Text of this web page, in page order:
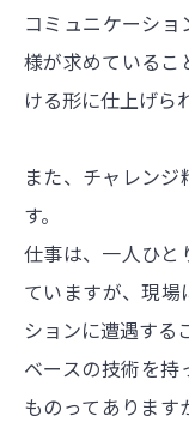
コミュニケーシ
様が求めているこ
ける形に仕上げら
また、チャレン
す。
仕事は、一人ひと
ていますが、現場
ションに遭遇する
ベースの技術を持
ものってあります